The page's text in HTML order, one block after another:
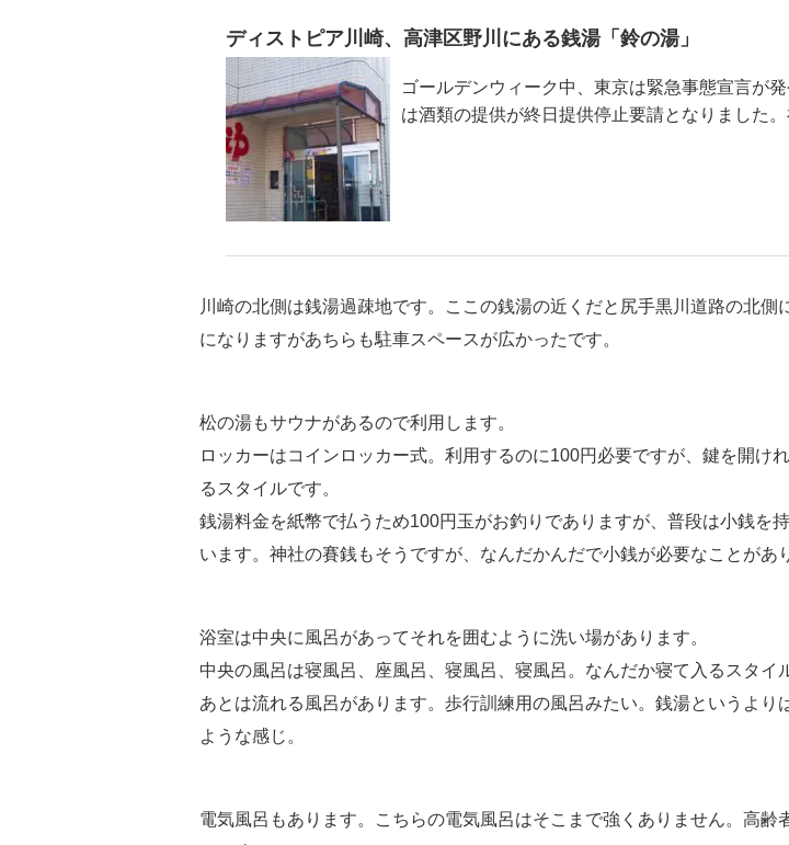
ディストピア川崎、高津区野川にある銭湯「鈴の湯」
ゴールデンウィーク中、東京は緊急事態宣言が
は酒類の提供が終日提供停止要請となりました
川崎の北側は銭湯過疎地です。ここの銭湯の近くだと尻手黒川道路の北側
になりますがあちらも駐車スペースが広かったです。
松の湯もサウナがあるので利用します。
ロッカーはコインロッカー式。利用するのに100円必要ですが、鍵を開け
るスタイルです。
銭湯料金を紙幣で払うため100円玉がお釣りでありますが、普段は小銭を
います。神社の賽銭もそうですが、なんだかんだで小銭が必要なことがあ
浴室は中央に風呂があってそれを囲むように洗い場があります。
中央の風呂は寝風呂、座風呂、寝風呂、寝風呂。なんだか寝て入るスタイ
あとは流れる風呂があります。歩行訓練用の風呂みたい。銭湯というより
ような感じ。
電気風呂もあります。こちらの電気風呂はそこまで強くありません。高齢